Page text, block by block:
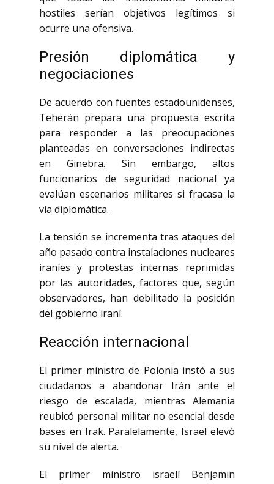
hostiles serían objetivos legítimos si
ocurre una ofensiva.
Presión diplomática y
negociaciones
De acuerdo con fuentes estadounidenses,
Teherán prepara una propuesta escrita
para responder a las preocupaciones
planteadas en conversaciones indirectas
en Ginebra. Sin embargo, altos
funcionarios de seguridad nacional ya
evalúan escenarios militares si fracasa la
vía diplomática.
La tensión se incrementa tras ataques del
año pasado contra instalaciones nucleares
iraníes y protestas internas reprimidas
por las autoridades, factores que, según
observadores, han debilitado la posición
del gobierno iraní.
Reacción internacional
El primer ministro de Polonia instó a sus
ciudadanos a abandonar Irán ante el
riesgo de escalada, mientras Alemania
reubicó personal militar no esencial desde
bases en Irak. Paralelamente, Israel elevó
su nivel de alerta.
El primer ministro israelí Benjamin